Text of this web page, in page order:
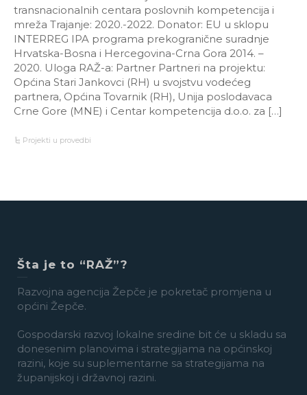
transnacionalnih centara poslovnih kompetencija i
mreža Trajanje: 2020.-2022. Donator: EU u sklopu
INTERREG IPA programa prekogranične suradnje
Hrvatska-Bosna i Hercegovina-Crna Gora 2014. –
2020. Uloga RAŽ-a: Partner Partneri na projektu:
Općina Stari Jankovci (RH) u svojstvu vodećeg
partnera, Općina Tovarnik (RH), Unija poslodavaca
Crne Gore (MNE) i Centar kompetencija d.o.o. za […]
Projekti u provedbi
Šta je to “RAŽ”?
Razvojna agencija Žepče je pokretač promjena u
općini Žepče.
Gospodarski razvoj lokalne sredine bit će u skladu sa
donesenim planovima i strategijama na općinskoj
razini, koje su suplementarne sa strategijama na
županijskoj i državnoj razini.